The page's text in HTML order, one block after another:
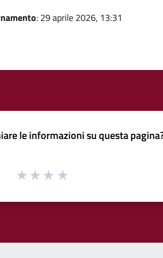
: 29 aprile 2026, 13:31
le informazioni su questa